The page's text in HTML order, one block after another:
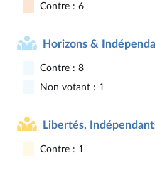
Contre : 6
Horizons &
Contre : 8
Non votant : 1
Libertés,
Contre : 1